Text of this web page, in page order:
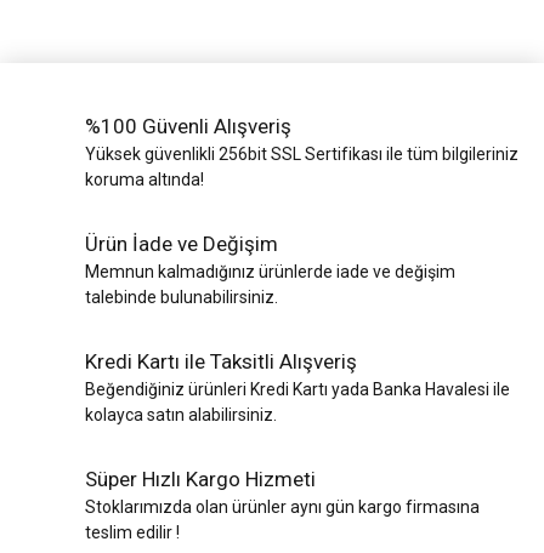
%100 Güvenli Alışveriş
Yüksek güvenlikli 256bit SSL Sertifikası ile tüm bilgileriniz
koruma altında!
Ürün İade ve Değişim
Memnun kalmadığınız ürünlerde iade ve değişim
talebinde bulunabilirsiniz.
Kredi Kartı ile Taksitli Alışveriş
Beğendiğiniz ürünleri Kredi Kartı yada Banka Havalesi ile
kolayca satın alabilirsiniz.
Süper Hızlı Kargo Hizmeti
Stoklarımızda olan ürünler aynı gün kargo firmasına
teslim edilir !